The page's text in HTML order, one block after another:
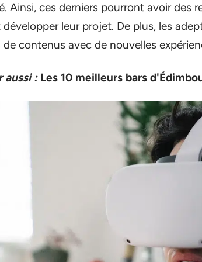
Ainsi, ces derniers pourront avoir des
développer leur projet. De plus, les
de contenus avec de nouvelles
aussi : Les 10 meilleurs bars